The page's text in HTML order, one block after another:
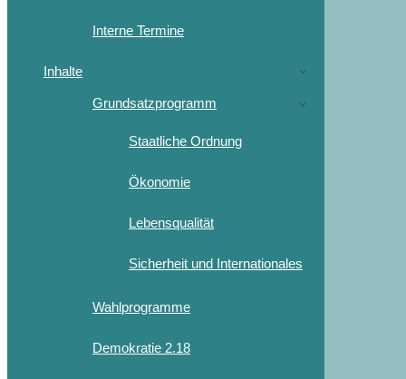
Interne Termine
Inhalte
Grundsatzprogramm
Staatliche Ordnung
Ökonomie
Lebensqualität
Sicherheit und Internationales
Wahlprogramme
Demokratie 2.18